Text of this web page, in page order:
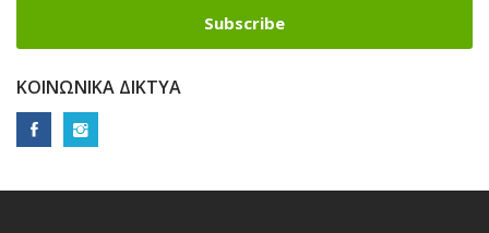
Subscribe
ΚΟΙΝΩΝΙΚΆ ΔΊΚΤΥΑ